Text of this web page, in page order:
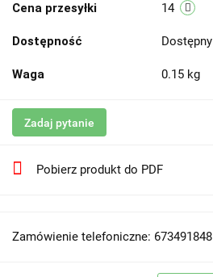
Cena przesyłki 14
Dostępność Dostępny
Waga 0.15 kg
Zadaj pytanie
Pobierz produkt do PDF
Zamówienie telefoniczne: 673491848